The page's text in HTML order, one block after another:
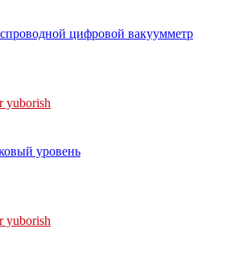
цифровой вакуумметр
yuborish
уровень
yuborish